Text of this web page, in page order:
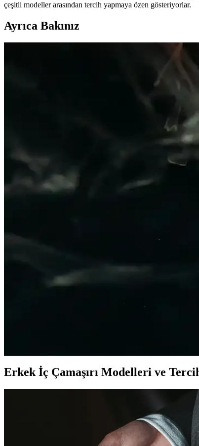
çeşitli modeller arasından tercih yapmaya özen gösteriyorlar.
Ayrıca Bakınız
Polar Erkek Pijama Takımı Bordo Lacivert
Kış ayları için tasarlanan polar erkek pijama takımı,
Erkek Yazlık Pijama Altları: Rahat ve Şık
Yazlık erkek pijama altları hafif, nefes alabilir kumaşlardan
Dockers 226324 Kahverengi Erkek Terlik:
Dockers 226324 kahverengi erkek terlik, şık tasarımı ve
Erkekler İçin Kareli Pijama Seçenekleri: Rahat
Kareli pijamalar, erkekler arasında popüler olup, rahatlık ve
Erkekler İçin Zara Pantolon ve Kot
Zara’nın geniş erkek pantolon ve kot koleksiyonlarıyla
TAMPAP Erkek Baskılı Kısa Kollu Pijama
TAMPAP erkek baskılı kısa kollu pijama takımı, hafif, nefes
Erkek Bej Rengi Ceketler: Çok Yönlü ve Şık
Bej rengi erkek ceketler, çok yönlülüğü ve şıklığıyla her
Yaz aylarında rahat ve şık kalmak isteyen erkekler için kot
Erkek İç Çamaşırı Modelleri ve